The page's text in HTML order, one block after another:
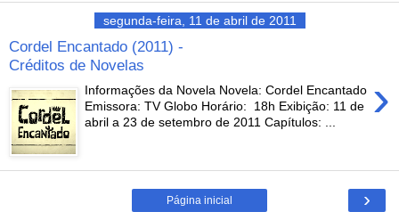
segunda-feira, 11 de abril de 2011
Cordel Encantado (2011) -
Créditos de Novelas
›
Informações da Novela Novela: Cordel Encantado
Emissora: TV Globo Horário: 18h Exibição: 11 de
abril a 23 de setembro de 2011 Capítulos: ...
›
Página inicial